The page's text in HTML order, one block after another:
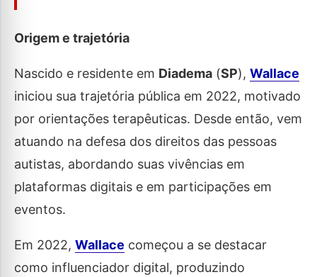
Origem e trajetória
Nascido e residente em Diadema (SP), Wallace
iniciou sua trajetória pública em 2022, motivado
por orientações terapêuticas. Desde então, vem
atuando na defesa dos direitos das pessoas
autistas, abordando suas vivências em
plataformas digitais e em participações em
eventos.
Em 2022, Wallace começou a se destacar
como influenciador digital, produzindo